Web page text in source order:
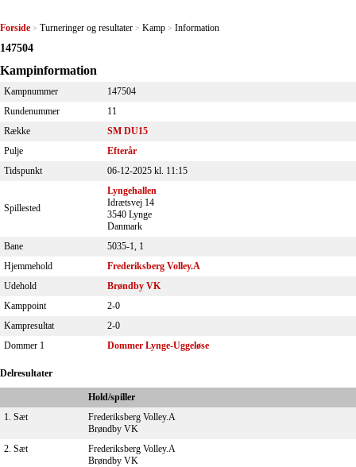
Forside > Turneringer og resultater > Kamp > Information
147504
Kampinformation
Kampnummer
147504
Rundenummer
11
Række
SM DU15
Pulje
Efterår
Tidspunkt
06-12-2025 kl. 11:15
Spillested
Lyngehallen
Idrætsvej 14
3540 Lynge
Danmark
Bane
5035-1, 1
Hjemmehold
Frederiksberg Volley.A
Udehold
Brøndby VK
Kamppoint
2-0
Kampresultat
2-0
Dommer 1
Dommer Lynge-Uggeløse
Delresultater
Hold/spiller
1. Sæt
Frederiksberg Volley.A
Brøndby VK
2. Sæt
Frederiksberg Volley.A
Brøndby VK